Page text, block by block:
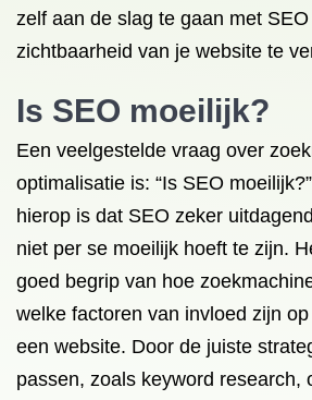
zelf aan de slag te gaan met
zichtbaarheid van je website te
Is SEO moeilijk?
Een veelgestelde vraag over
optimalisatie is: “Is SEO
hierop is dat SEO zeker
niet per se moeilijk hoeft te zijn.
goed begrip van hoe
welke factoren van invloed zijn
een website. Door de juiste
passen, zoals keyword research,